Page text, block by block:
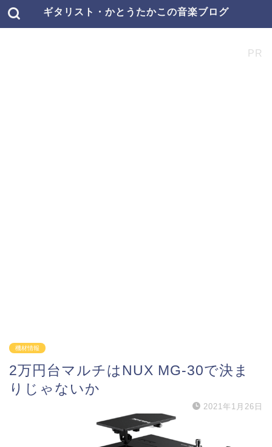
ギタリスト・かとうたかこの音楽ブログ
PR
機材情報
2万円台マルチはNUX MG-30で決ま
りじゃないか
2021年1月26日